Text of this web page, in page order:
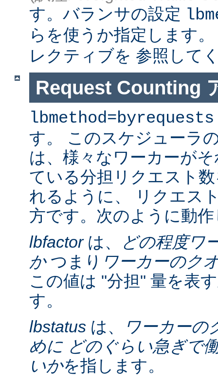
す。バランサの設定
らを使うか指定します
レクティブを 参照して
Request Counting
lbmethod=byrequests
す。 このスケジューラ
は、様々なワーカーが
ている分担リクエスト
れるように、 リクエス
方です。次のように動
lbfactorは、
どの程度ワ
かつまり ワーカーのク
この値は "分担" 量を表
す。
lbstatus は、
ワーカーの
めに どのぐらい急ぎで
いかを指します。